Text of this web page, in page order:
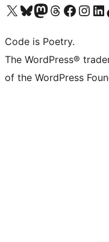
Visita il nostro account X (ex Twitter)
Visita il nostro account Bluesky
Visita il nostro account Mastodon
Visita il nostro account Threads
Visita la nostra
Visita ilVisita il
Code is Poetry.
The WordPress®
of the WordPress